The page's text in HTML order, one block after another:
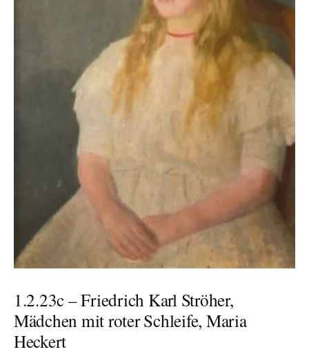
1.2.23c – Friedrich Karl Ströher,
Mädchen mit roter Schleife, Maria
Heckert